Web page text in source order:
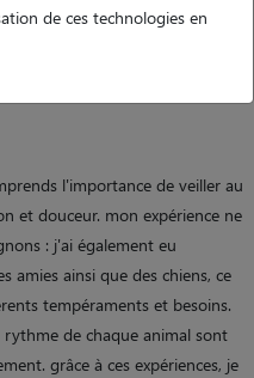
aux propriétaires une
l'importance de veiller au
et douceur. mon expérience ne
: j'ai également eu
amies ainsi que des chiens, ce
tempéraments et besoins.
de chaque animal sont
grâce à ces expériences, je
de ces technologies en